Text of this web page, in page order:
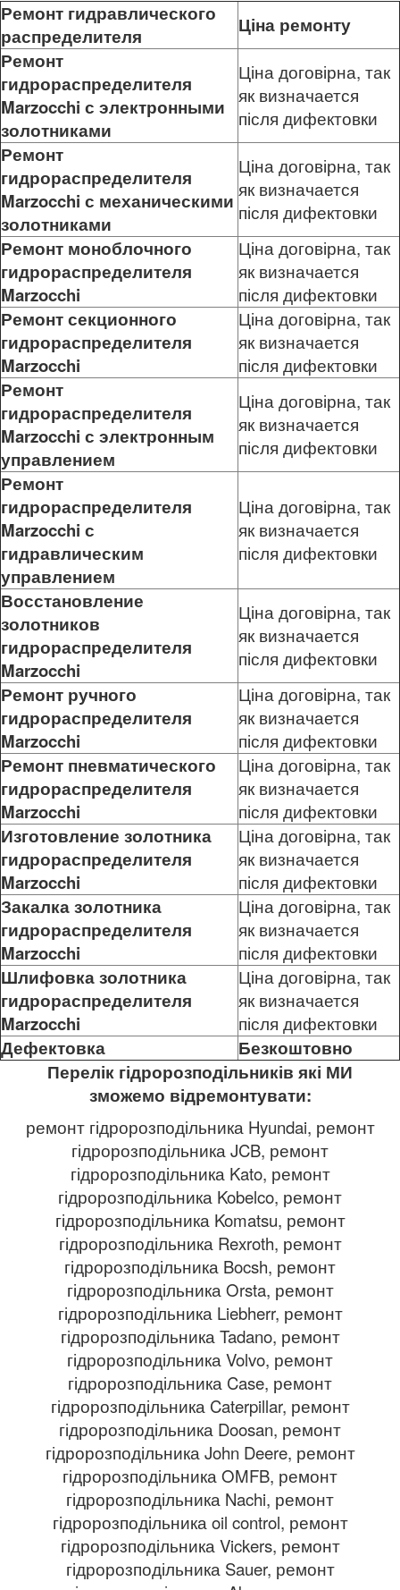
Ремонт гидравлического
распределителя
Ціна ремонту
Ремонт
гидрораспределителя
Marzocchi с электронными
золотниками
Ціна договірна, так
як визначается
після дифектовки
Ремонт
гидрораспределителя
Marzocchi с механическими
золотниками
Ціна договірна, так
як визначается
після дифектовки
Ремонт моноблочного
гидрораспределителя
Marzocchi
Ціна договірна, так
як визначается
після дифектовки
Ремонт секционного
гидрораспределителя
Marzocchi
Ціна договірна, так
як визначается
після дифектовки
Ремонт
гидрораспределителя
Marzocchi с электронным
управлением
Ціна договірна, так
як визначается
після дифектовки
Ремонт
гидрораспределителя
Marzocchi с
гидравлическим
управлением
Ціна договірна, так
як визначается
після дифектовки
Восстановление
золотников
гидрораспределителя
Marzocchi
Ціна договірна, так
як визначается
після дифектовки
Ремонт ручного
гидрораспределителя
Marzocchi
Ціна договірна, так
як визначается
після дифектовки
Ремонт пневматического
гидрораспределителя
Marzocchi
Ціна договірна, так
як визначается
після дифектовки
Изготовление золотника
гидрораспределителя
Marzocchi
Ціна договірна, так
як визначается
після дифектовки
Закалка золотника
гидрораспределителя
Marzocchi
Ціна договірна, так
як визначается
після дифектовки
Шлифовка золотника
гидрораспределителя
Marzocchi
Ціна договірна, так
як визначается
після дифектовки
Дефектовка
Безкоштовно
Перелік гідророзподільників які МИ
зможемо відремонтувати:
ремонт гідророзподільника Hyundai, ремонт
гідророзподільника JCB, ремонт
гідророзподільника Kato, ремонт
гідророзподільника Kobelco, ремонт
гідророзподільника Komatsu, ремонт
гідророзподільника Rexroth, ремонт
гідророзподільника Bocsh, ремонт
гідророзподільника Orsta, ремонт
гідророзподільника Liebherr, ремонт
гідророзподільника Tadano, ремонт
гідророзподільника Volvo, ремонт
гідророзподільника Case, ремонт
гідророзподільника Caterpillar, ремонт
гідророзподільника Doosan, ремонт
гідророзподільника John Deere, ремонт
гідророзподільника OMFB, ремонт
гідророзподільника Nachi, ремонт
гідророзподільника oil control, ремонт
гідророзподільника Vickers, ремонт
гідророзподільника Sauer, ремонт